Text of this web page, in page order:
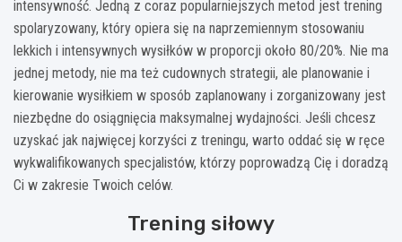
intensywność. Jedną z coraz popularniejszych metod jest trening
spolaryzowany, który opiera się na naprzemiennym stosowaniu
lekkich i intensywnych wysiłków w proporcji około 80/20%. Nie ma
jednej metody, nie ma też cudownych strategii, ale planowanie i
kierowanie wysiłkiem w sposób zaplanowany i zorganizowany jest
niezbędne do osiągnięcia maksymalnej wydajności. Jeśli chcesz
uzyskać jak najwięcej korzyści z treningu, warto oddać się w ręce
wykwalifikowanych specjalistów, którzy poprowadzą Cię i doradzą
Ci w zakresie Twoich celów.
Trening siłowy